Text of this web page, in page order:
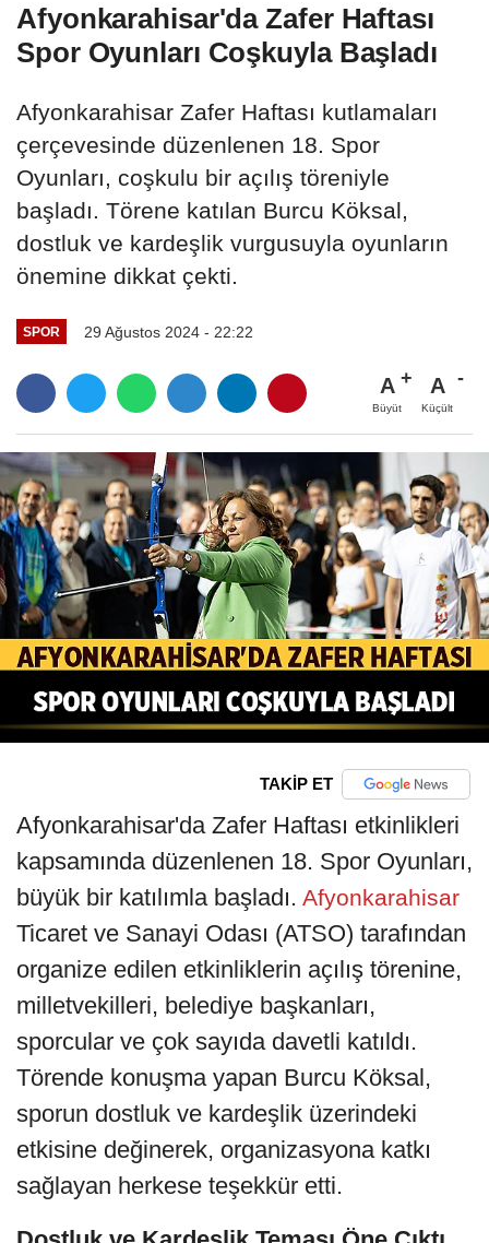
Afyonkarahisar'da Zafer Haftası
Spor Oyunları Coşkuyla Başladı
Afyonkarahisar Zafer Haftası kutlamaları
çerçevesinde düzenlenen 18. Spor
Oyunları, coşkulu bir açılış töreniyle
başladı. Törene katılan Burcu Köksal,
dostluk ve kardeşlik vurgusuyla oyunların
önemine dikkat çekti.
SPOR 29 Ağustos 2024 - 22:22
A
Büyüt
A
Küçült
TAKİP ET
Afyonkarahisar'da Zafer Haftası etkinlikleri
kapsamında düzenlenen 18. Spor Oyunları,
büyük bir katılımla başladı. Afyonkarahisar
Ticaret ve Sanayi Odası (ATSO) tarafından
organize edilen etkinliklerin açılış törenine,
milletvekilleri, belediye başkanları,
sporcular ve çok sayıda davetli katıldı.
Törende konuşma yapan Burcu Köksal,
sporun dostluk ve kardeşlik üzerindeki
etkisine değinerek, organizasyona katkı
sağlayan herkese teşekkür etti.